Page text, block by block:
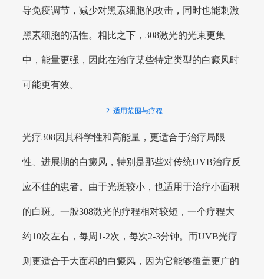
导免疫调节，减少对黑素细胞的攻击，同时也能刺激
黑素细胞的活性。相比之下，308激光的光束更集
中，能量更强，因此在治疗某些特定类型的白癜风时
可能更有效。
2. 适用范围与疗程
光疗308因其科学性和高能量，更适合于治疗局限
性、进展期的白癜风，特别是那些对传统UVB治疗反
应不佳的患者。由于光斑较小，也适用于治疗小面积
的白斑。一般308激光的疗程相对较短，一个疗程大
约10次左右，每周1-2次，每次2-3分钟。而UVB光疗
则更适合于大面积的白癜风，因为它能够覆盖更广的